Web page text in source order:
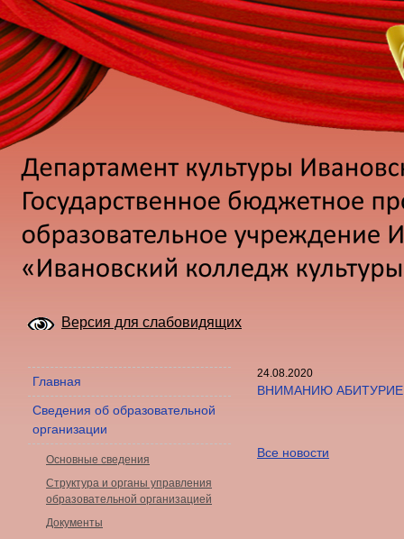
Версия для слабовидящих
Главная
Сведения об образовательной
организации
Основные сведения
Структура и органы управления
образовательной организацией
Документы
24.08.2020
ВНИМАНИЮ
Все новости